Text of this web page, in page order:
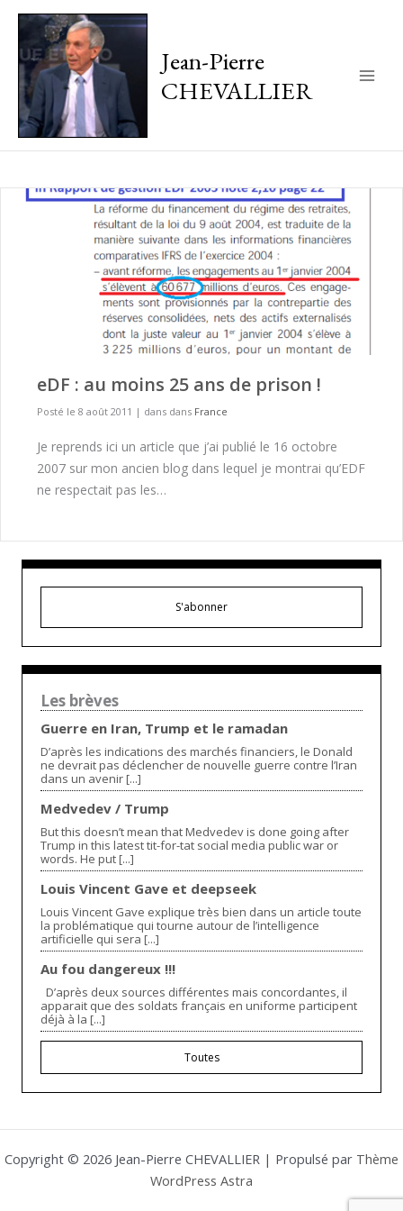
Jean-Pierre
CHEVALLIER
eDF : au moins 25 ans de prison !
Posté le 8 août 2011 | dans dans France
Je reprends ici un article que j’ai publié le 16 octobre
2007 sur mon ancien blog dans lequel je montrai qu’EDF
ne respectait pas les…
S'abonner
Les brèves
Guerre en Iran, Trump et le ramadan
D’après les indications des marchés financiers, le Donald
ne devrait pas déclencher de nouvelle guerre contre l’Iran
dans un avenir [...]
Medvedev / Trump
But this doesn’t mean that Medvedev is done going after
Trump in this latest tit-for-tat social media public war or
words. He put [...]
Louis Vincent Gave et deepseek
Louis Vincent Gave explique très bien dans un article toute
la problématique qui tourne autour de l’intelligence
artificielle qui sera [...]
Au fou dangereux !!!
D’après deux sources différentes mais concordantes, il
apparait que des soldats français en uniforme participent
déjà à la [...]
Toutes
Copyright © 2026 Jean-Pierre CHEVALLIER | Propulsé par Thème
WordPress Astra